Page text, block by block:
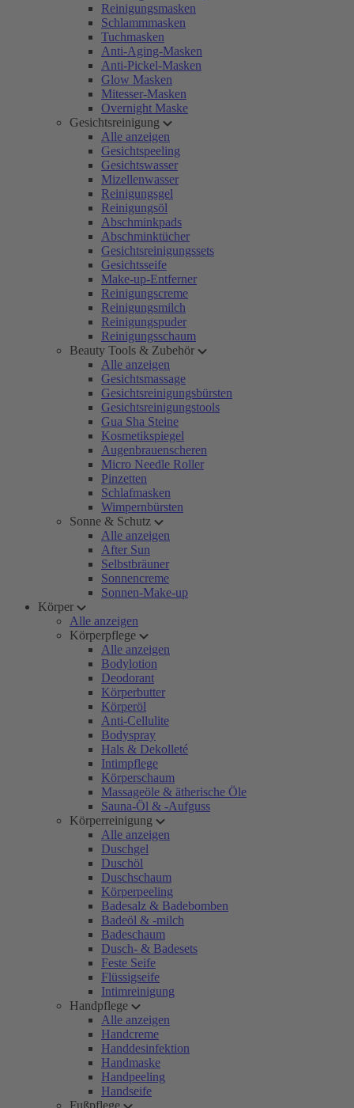
Reinigungsmasken
Schlammmasken
Tuchmasken
Anti-Aging-Masken
Anti-Pickel-Masken
Glow Masken
Mitesser-Masken
Overnight Maske
Gesichtsreinigung
Alle anzeigen
Gesichtspeeling
Gesichtswasser
Mizellenwasser
Reinigungsgel
Reinigungsöl
Abschminkpads
Abschminktücher
Gesichtsreinigungssets
Gesichtsseife
Make-up-Entferner
Reinigungscreme
Reinigungsmilch
Reinigungspuder
Reinigungsschaum
Beauty Tools & Zubehör
Alle anzeigen
Gesichtsmassage
Gesichtsreinigungsbürsten
Gesichtsreinigungstools
Gua Sha Steine
Kosmetikspiegel
Augenbrauenscheren
Micro Needle Roller
Pinzetten
Schlafmasken
Wimpernbürsten
Sonne & Schutz
Alle anzeigen
After Sun
Selbstbräuner
Sonnencreme
Sonnen-Make-up
Körper
Alle anzeigen
Körperpflege
Alle anzeigen
Bodylotion
Deodorant
Körperbutter
Körperöl
Anti-Cellulite
Bodyspray
Hals & Dekolleté
Intimpflege
Körperschaum
Massageöle & ätherische Öle
Sauna-Öl & -Aufguss
Körperreinigung
Alle anzeigen
Duschgel
Duschöl
Duschschaum
Körperpeeling
Badesalz & Badebomben
Badeöl & -milch
Badeschaum
Dusch- & Badesets
Feste Seife
Flüssigseife
Intimreinigung
Handpflege
Alle anzeigen
Handcreme
Handdesinfektion
Handmaske
Handpeeling
Handseife
Fußpflege